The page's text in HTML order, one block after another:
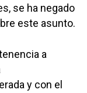
se ha negado
este asunto.
a
y con el